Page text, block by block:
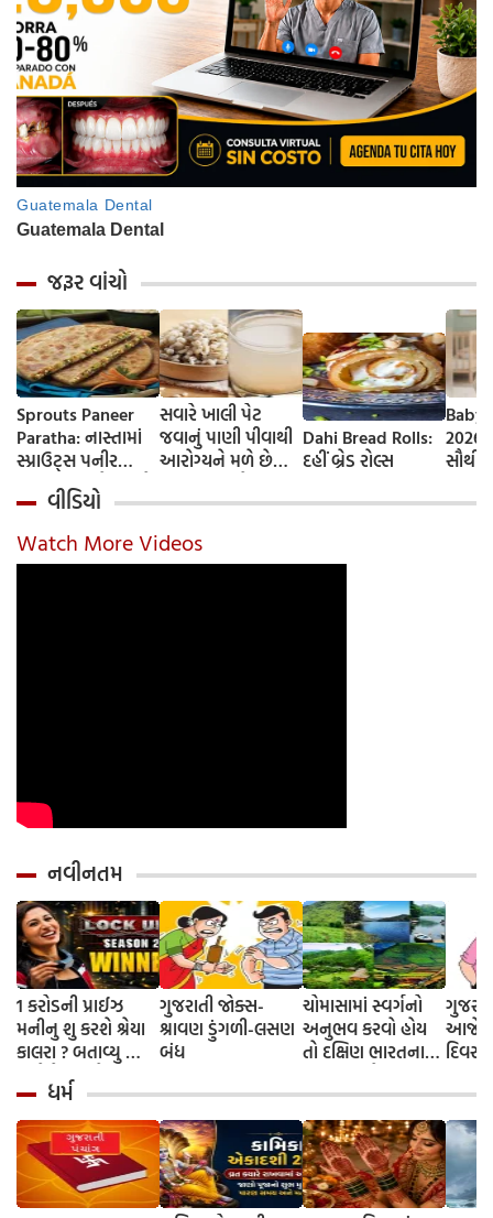
જરૂર વાંચો
Sprouts Paneer
Paratha: નાસ્તામાં
સ્પ્રાઉટ્સ પનીર
પરાઠા બનાવો, તમને
પ્રોટીનનો ડબલ ડોઝ
મળશે
સવારે ખાલી પેટ
જવાનું પાણી પીવાથી
આરોગ્યને મળે છે
જાણીએ તેના ફાયદા
અને ઉપયોગ કરવાની
યોગ્ય રીત
Dahi Bread Rolls:
દહીં બ્રેડ રોલ્સ
Baby
વીડિયો
Watch More Videos
નવીનતમ
1 કરોડની પ્રાઈઝ
મનીનુ શુ કરશે શ્રેયા
કાલરા ? બતાવ્યુ ક્યા
અને કેવી રીતે
કરવાની છે ઈન્વેસ્ટ
ગુજરાતી જોક્સ-
શ્રાવણ ડુંગળી-લસણ
બંધ
ચોમાસામાં સ્વર્ગનો
અનુભવ કરવો હોય
તો દક્ષિણ ભારતના
મુલાકાત લો
આજે
દિવસ
ધર્મ